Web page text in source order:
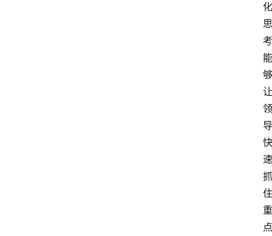
化
思
考
能
够
让
领
导
快
速
抓
住
重
点